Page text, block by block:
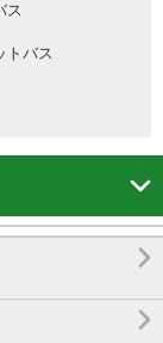
ス
トバス


